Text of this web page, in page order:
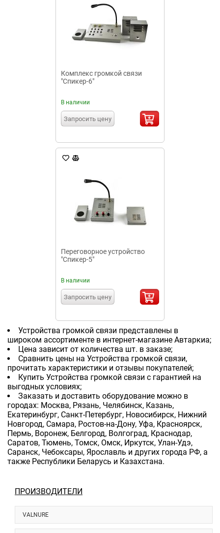
ПРОИЗВОДИТЕЛИ
VALNURE
Комплекс громкой связи
"Спикер-6"
В наличии
Запросить цену
Переговорное устройство
"Спикер-5"
В наличии
Запросить цену
Устройства громкой связи представлены в
широком ассортименте в интернет-магазине Автаркиа;
Цена зависит от количества шт. в заказе;
Сравнить цены на Устройства громкой связи,
прочитать характеристики и отзывы покупателей;
Купить Устройства громкой связи с гарантией на
выгодных условиях;
Заказать и доставить оборудование можно в
городах: Москва, Рязань, Челябинск, Казань,
Екатеринбург, Санкт-Петербург, Новосибирск, Нижний
Новгород, Самара, Ростов-на-Дону, Уфа, Красноярск,
Пермь, Воронеж, Белгород, Волгоград, Краснодар,
Саратов, Тюмень, Томск, Омск, Иркутск, Улан-Удэ,
Саранск, Чебоксары, Ярославль и других города РФ, а
также Республики Беларусь и Казахстана.